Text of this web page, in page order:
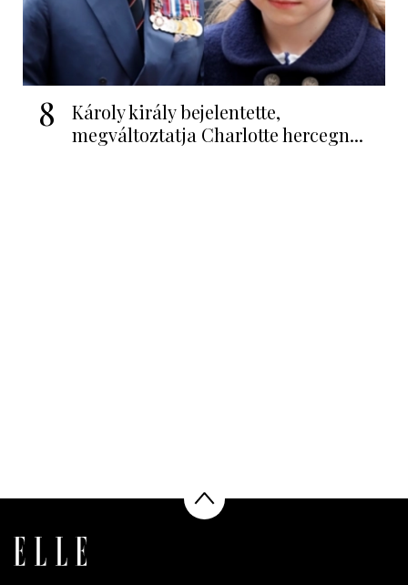
8
Károly király bejelentette,
megváltoztatja Charlotte hercegn...